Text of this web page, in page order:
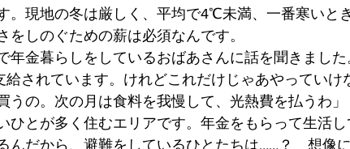
。現地の冬は厳しく、平均で4℃未満、一番寒いと
しのぐための薪は必須なんです。
年金暮らしをしているおばあさんに話を聞きました
されています。けれどこれだけじゃあやっていけ
の。次の月は食料を我慢して、光熱費を払うわ」
ひとが多く住むエリアです。年金をもらって生活し
んだから、避難をしているひとたちは……？　想像に